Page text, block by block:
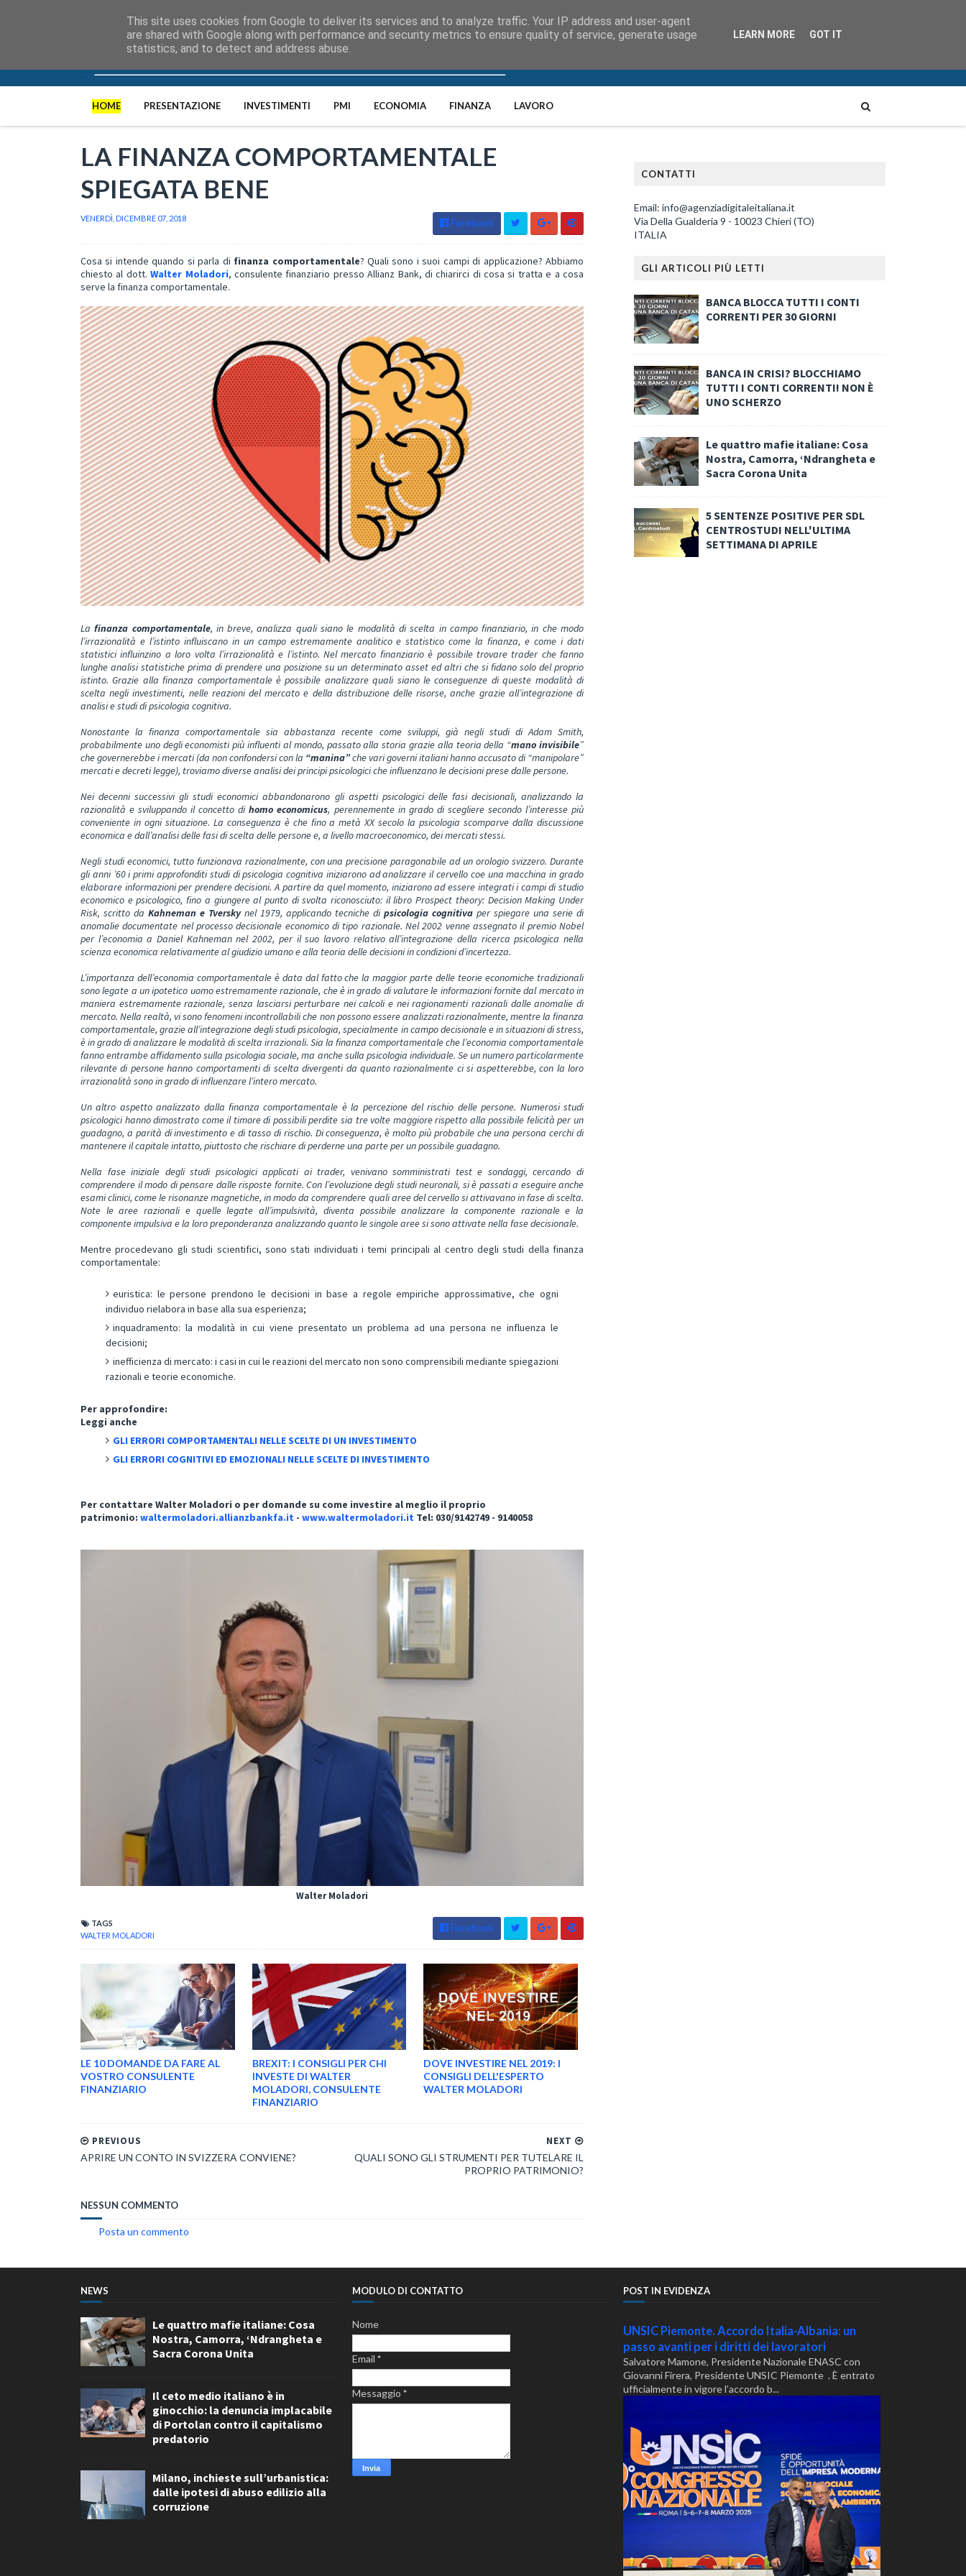
HOME PRESENTAZIONE INVESTIMENTI PMI ECONOMIA FINANZA LAVORO
LA FINANZA COMPORTAMENTALE
SPIEGATA BENE
VENERDÌ, DICEMBRE 07, 2018 Facebook
Cosa si intende quando si parla di finanza comportamentale? Quali sono i suoi campi di applicazione? Abbiamo
chiesto al dott.Walter Moladori, consulente finanziario presso Allianz Bank, di chiarirci di cosa si tratta e a cosa
serve la finanza comportamentale.
Lafinanza comportamentale, in breve, analizza quali siano le modalità di scelta in campo finanziario, in che modo
l’irrazionalità e l’istinto influiscano in un campo estremamente analitico e statistico come la finanza, e come i dati
statistici influinzino a loro volta l’irrazionalità e l’istinto. Nel mercato finanziario è possibile trovare trader che fanno
lunghe analisi statistiche prima di prendere una posizione su un determinato asset ed altri che si fidano solo del proprio
istinto. Grazie alla finanza comportamentale è possibile analizzare quali siano le conseguenze di queste modalità di
scelta negli investimenti, nelle reazioni del mercato e della distribuzione delle risorse, anche grazie all’integrazione di
analisi e studi di psicologia cognitiva.
Nonostante la finanza comportamentale sia abbastanza recente come sviluppi, già negli studi di Adam Smith,
probabilmente uno degli economisti più influenti al mondo, passato alla storia grazie alla teoria della “mano invisibile”
che governerebbe i mercati (da non confondersi con la “manina”che vari governi italiani hanno accusato di “manipolare”
mercati e decreti legge), troviamo diverse analisi dei principi psicologici che influenzano le decisioni prese dalle persone.
Nei decenni successivi gli studi economici abbandonarono gli aspetti psicologici delle fasi decisionali, analizzando la
razionalità e sviluppando il concetto dihomo economicus, perennemente in grado di scegliere secondo l’interesse più
conveniente in ogni situazione. La conseguenza è che fino a metà XX secolo la psicologia scomparve dalla discussione
economica e dall’analisi delle fasi di scelta delle persone e, a livello macroeconomico, dei mercati stessi.
Negli studi economici, tutto funzionava razionalmente, con una precisione paragonabile ad un orologio svizzero. Durante
gli anni ’60 i primi approfonditi studi di psicologia cognitiva iniziarono ad analizzare il cervello coe una macchina in grado
elaborare informazioni per prendere decisioni. A partire da quel momento, iniziarono ad essere integrati i campi di studio
economico e psicologico, fino a giungere al punto di svolta riconosciuto: il libro Prospect theory: Decision Making Under
Risk, scritto da Kahneman e Tversky nel 1979, applicando tecniche di psicologia cognitiva per spiegare una serie di
anomalie documentate nel processo decisionale economico di tipo razionale. Nel 2002 venne assegnato il premio Nobel
per l’economia a Daniel Kahneman nel 2002, per il suo lavoro relativo all’integrazione della ricerca psicologica nella
scienza economica relativamente al giudizio umano e alla teoria delle decisioni in condizioni d’incertezza.
L’importanza dell’economia comportamentale è data dal fatto che la maggior parte delle teorie economiche tradizionali
sono legate a un ipotetico uomo estremamente razionale, che è in grado di valutare le informazioni fornite dal mercato in
maniera estremamente razionale, senza lasciarsi perturbare nei calcoli e nei ragionamenti razionali dalle anomalie di
mercato. Nella realtà, vi sono fenomeni incontrollabili che non possono essere analizzati razionalmente, mentre la finanza
comportamentale, grazie all’integrazione degli studi psicologia, specialmente in campo decisionale e in situazioni di stress,
è in grado di analizzare le modalità di scelta irrazionali. Sia la finanza comportamentale che l’economia comportamentale
fanno entrambe affidamento sulla psicologia sociale, ma anche sulla psicologia individuale. Se un numero particolarmente
rilevante di persone hanno comportamenti di scelta divergenti da quanto razionalmente ci si aspetterebbe, con la loro
irrazionalità sono in grado di influenzare l’intero mercato.
Un altro aspetto analizzato dalla finanza comportamentale è la percezione del rischio delle persone. Numerosi studi
psicologici hanno dimostrato come il timore di possibili perdite sia tre volte maggiore rispetto alla possibile felicità per un
guadagno, a parità di investimento e di tasso di rischio. Di conseguenza, è molto più probabile che una persona cerchi di
mantenere il capitale intatto, piuttosto che rischiare di perderne una parte per un possibile guadagno.
Nella fase iniziale degli studi psicologici applicati ai trader, venivano somministrati test e sondaggi, cercando di
comprendere il modo di pensare dalle risposte fornite. Con l’evoluzione degli studi neuronali, si è passati a eseguire anche
esami clinici, come le risonanze magnetiche, in modo da comprendere quali aree del cervello si attivavano in fase di scelta.
Note le aree razionali e quelle legate all’impulsività, diventa possibile analizzare la componente razionale e la
componente impulsiva e la loro preponderanza analizzando quanto le singole aree si sono attivate nella fase decisionale.
Mentre procedevano gli studi scientifici, sono stati individuati i temi principali al centro degli studi della finanza
comportamentale:
euristica: le persone prendono le decisioni in base a regole empiriche approssimative, che ogni
individuo rielabora in base alla sua esperienza;
inquadramento: la modalità in cui viene presentato un problema ad una persona ne influenza le
decisioni;
inefficienza di mercato: i casi in cui le reazioni del mercato non sono comprensibili mediante spiegazioni
razionali e teorie economiche.
Per approfondire:
Leggi anche
GLI ERRORI COMPORTAMENTALI NELLE SCELTE DI UN INVESTIMENTO
GLI ERRORI COGNITIVI ED EMOZIONALI NELLE SCELTE DI INVESTIMENTO
Per contattare Walter Moladori o per domande su come investire al meglio il proprio
patrimonio: waltermoladori.allianzbankfa.it - www.waltermoladori.it Tel: 030/9142749 - 9140058
Walter Moladori
TAGS
WALTER MOLADORI
Facebook
LE 10 DOMANDE DA FARE AL
VOSTRO CONSULENTE
FINANZIARIO
BREXIT: I CONSIGLI PER CHI
INVESTE DI WALTER
MOLADORI, CONSULENTE
FINANZIARIO
DOVE INVESTIRE NEL 2019: I
CONSIGLI DELL'ESPERTO
WALTER MOLADORI
NEXT
QUALI SONO GLI STRUMENTI PER TUTELARE IL
PROPRIO PATRIMONIO?
PREVIOUS
APRIRE UN CONTO IN SVIZZERA CONVIENE?
NESSUN COMMENTO
Posta un commento
CONTATTI
Email: info@agenziadigitaleitaliana.it
Via Della Gualderia 9 - 10023 Chieri (TO)
ITALIA
GLI ARTICOLI PIÙ LETTI
BANCA BLOCCA TUTTI I CONTI
CORRENTI PER 30 GIORNI
BANCA IN CRISI? BLOCCHIAMO
TUTTI I CONTI CORRENTI! NON È
UNO SCHERZO
Le quattro mafie italiane: Cosa
Nostra, Camorra, ‘Ndrangheta e
Sacra Corona Unita
5 SENTENZE POSITIVE PER SDL
CENTROSTUDI NELL'ULTIMA
SETTIMANA DI APRILE
NEWS
Le quattro mafie italiane: Cosa
Nostra, Camorra, ‘Ndrangheta e
Sacra Corona Unita
Il ceto medio italiano è in
ginocchio: la denuncia implacabile
di Portolan contro il capitalismo
predatorio
Milano, inchieste sull’urbanistica:
dalle ipotesi di abuso edilizio alla
corruzione
MODULO DI CONTATTO
Nome
Email *
Messaggio *
POST IN EVIDENZA
UNSIC Piemonte. Accordo Italia-Albania: un
passo avanti per i diritti dei lavoratori
Salvatore Mamone, Presidente Nazionale ENASC con
Giovanni Firera, Presidente UNSIC Piemonte . È entrato
ufficialmente in vigore l’accordo b...
This site uses cookies from Google to deliver its services and to analyze traffic. Your IP address and user-agent
are shared with Google along with performance and security metrics to ensure quality of service, generate usage
statistics, and to detect and address abuse.
LEARN MORE GOT IT